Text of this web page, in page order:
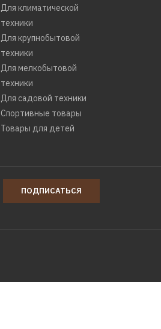
Для климатической
техники
Для крупнобытовой
техники
Для мелкобытовой
техники
Для садовой техники
Спортивные товары
Товары для детей
ПОДПИСАТЬСЯ